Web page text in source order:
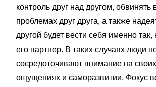
контроль друг над другом, обвинять
проблемах друг друга, а также
другой будет вести себя именно так,
его партнер. В таких случаях люди
сосредоточивают внимание на
ощущениях и саморазвитии. Фокус